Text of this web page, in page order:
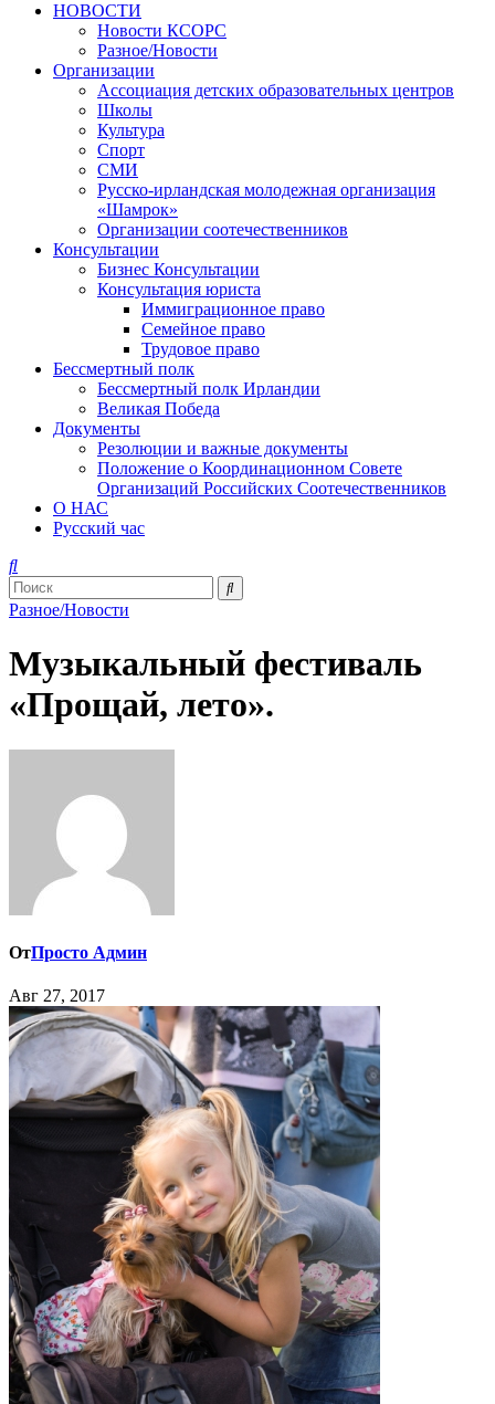
НОВОСТИ
Новости КСОРС
Разное/Новости
Организации
Ассоциация детских образовательных центров
Школы
Культура
Спорт
СМИ
Русско-ирландская молодежная организация
«Шамрок»
Организации соотечественников
Консультации
Бизнес Консультации
Консультация юриста
Иммиграционное право
Семейное право
Трудовое право
Бессмертный полк
Бессмертный полк Ирландии
Великая Победа
Документы
Резолюции и важные документы
Положение о Координационном Совете
Организаций Российских Соотечественников
О НАС
Русский час
Разное/Новости
Музыкальный фестиваль
«Прощай, лето».
ОтПросто Админ
Авг 27, 2017